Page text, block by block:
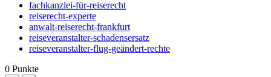
fachkanzlei-für-reiserecht
reiserecht-experte
anwalt-reiserecht-frankfurt
reiseveranstalter-schadensersatz
reiseveranstalter-flug-geändert-rechte
0 Punkte